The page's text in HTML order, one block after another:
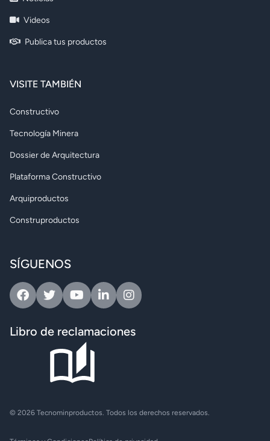
Videos
Publica tus productos
VISITE TAMBIÉN
Constructivo
Tecnología Minera
Dossier de Arquitectura
Plataforma Constructivo
Arquiproductos
Construproductos
SÍGUENOS
FacebookTwitterYoutubeLinkedinInstagram
Libro de reclamaciones
© 2026 Tecnominproductos. Todos los derechos reservados.